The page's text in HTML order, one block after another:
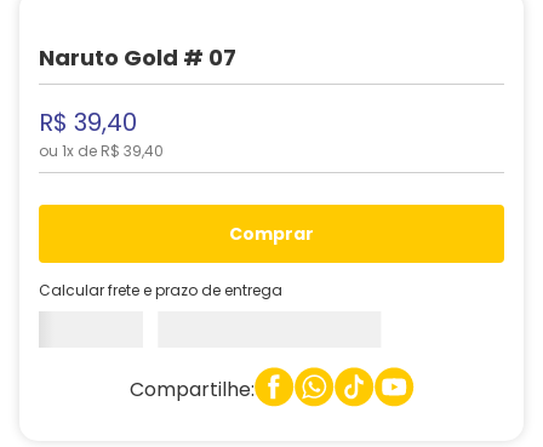
Naruto Gold # 07
R$ 39,40
ou 1x de R$ 39,40
comprar
Calcular frete e prazo de entrega
Compartilhe: